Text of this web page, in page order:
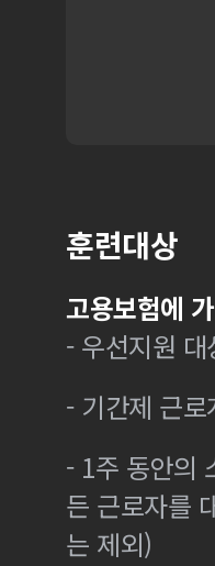
훈련대상
고용보험에
- 우선지원
- 기간제 근
- 1주 동안의
든 근로자를
는 제외)